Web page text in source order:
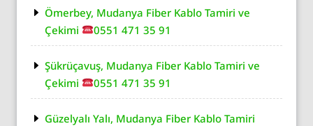
Ömerbey, Mudanya Fiber Kablo Tamiri ve
Çekimi
0551 471 35 91
Şükrüçavuş, Mudanya Fiber Kablo Tamiri ve
Çekimi
0551 471 35 91
Güzelyalı Yalı, Mudanya Fiber Kablo Tamiri